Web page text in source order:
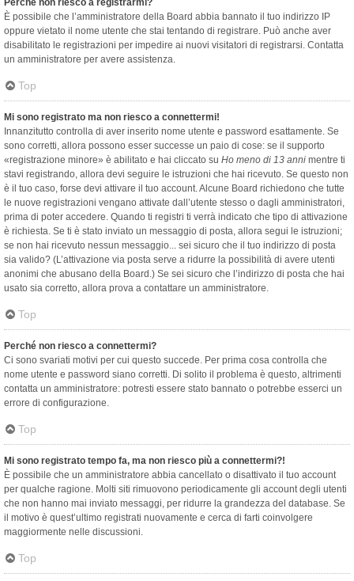
Perché non riesco a registrarmi?
È possibile che l’amministratore della Board abbia bannato il tuo indirizzo IP
oppure vietato il nome utente che stai tentando di registrare. Può anche aver
disabilitato le registrazioni per impedire ai nuovi visitatori di registrarsi. Contatta
un amministratore per avere assistenza.
Top
Mi sono registrato ma non riesco a connettermi!
Innanzitutto controlla di aver inserito nome utente e password esattamente. Se
sono corretti, allora possono esser successe un paio di cose: se il supporto
«registrazione minore» è abilitato e hai cliccato su Ho meno di 13 anni mentre ti
stavi registrando, allora devi seguire le istruzioni che hai ricevuto. Se questo non
è il tuo caso, forse devi attivare il tuo account. Alcune Board richiedono che tutte
le nuove registrazioni vengano attivate dall’utente stesso o dagli amministratori,
prima di poter accedere. Quando ti registri ti verrà indicato che tipo di attivazione
è richiesta. Se ti è stato inviato un messaggio di posta, allora segui le istruzioni;
se non hai ricevuto nessun messaggio... sei sicuro che il tuo indirizzo di posta
sia valido? (L’attivazione via posta serve a ridurre la possibilità di avere utenti
anonimi che abusano della Board.) Se sei sicuro che l’indirizzo di posta che hai
usato sia corretto, allora prova a contattare un amministratore.
Top
Perché non riesco a connettermi?
Ci sono svariati motivi per cui questo succede. Per prima cosa controlla che
nome utente e password siano corretti. Di solito il problema è questo, altrimenti
contatta un amministratore: potresti essere stato bannato o potrebbe esserci un
errore di configurazione.
Top
Mi sono registrato tempo fa, ma non riesco più a connettermi?!
È possibile che un amministratore abbia cancellato o disattivato il tuo account
per qualche ragione. Molti siti rimuovono periodicamente gli account degli utenti
che non hanno mai inviato messaggi, per ridurre la grandezza del database. Se
il motivo è quest’ultimo registrati nuovamente e cerca di farti coinvolgere
maggiormente nelle discussioni.
Top